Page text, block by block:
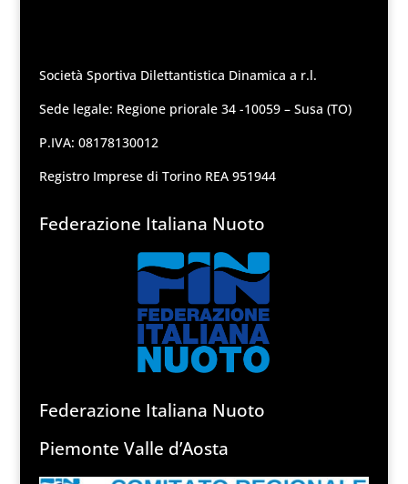
Società Sportiva Dilettantistica Dinamica a r.l.
Sede legale: Regione priorale 34 -10059 – Susa (TO)
P.IVA: 08178130012
Registro Imprese di Torino REA 951944
Federazione Italiana Nuoto
Federazione Italiana Nuoto
Piemonte Valle d’Aosta